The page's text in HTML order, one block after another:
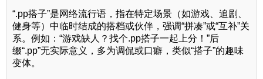
“.pp搭子”是网络流行语，指在特定场景（如游戏、追剧、
健身等）中临时结成的搭档或伙伴，强调“拼凑”或“互补”关
系。例如：“游戏缺人？找个.pp搭子一起上分！”后
缀“.pp”无实际意义，多为调侃或口癖，类似“搭子”的趣味
变体。